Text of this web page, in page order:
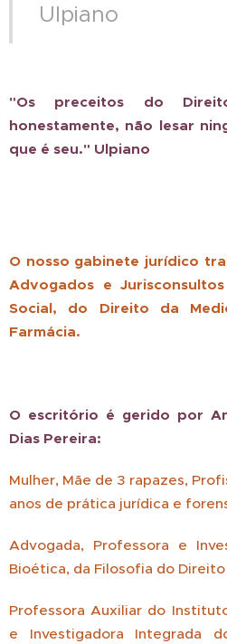
Ulpiano
"Os preceitos do
honestamente, não lesar
que é seu." Ulpiano
O nosso gabinete jurídico
Advogados e
Social, do Direito da
Farmácia.
O escritório é gerido por
Dias Pereira:
Mulher, Mãe de 3 rapazes,
anos de prática jurídica e
Advogada, Professora e
Bioética, da Filosofia do
Professora Auxiliar do
e Investigadora Integrada